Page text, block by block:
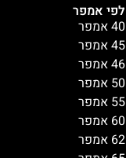
לפי אמפר
40 אמפר
45 אמפר
46 אמפר
50 אמפר
55 אמפר
60 אמפר
62 אמפר